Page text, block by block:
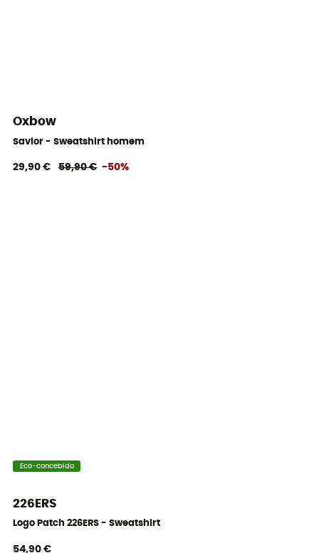
Oxbow
Savior - Sweatshirt homem
29,90 € 59,90 € -50%
Eco-concebido
226ERS
Logo Patch 226ERS - Sweatshirt
54,90 €